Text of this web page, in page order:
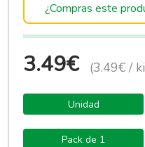
¿Compras este
3.49€ (3.49€ /
Unidad
Pack de 1